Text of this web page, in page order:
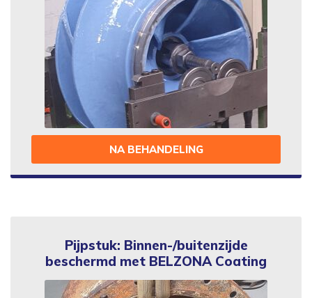
NA BEHANDELING
Pijpstuk: Binnen-/buitenzijde
beschermd met BELZONA Coating